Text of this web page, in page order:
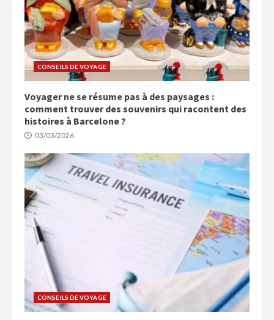
CONSEILS DE VOYAGE
Voyager ne se résume pas à des paysages :
comment trouver des souvenirs qui racontent des
histoires à Barcelone ?
03/03/2026
CONSEILS DE VOYAGE